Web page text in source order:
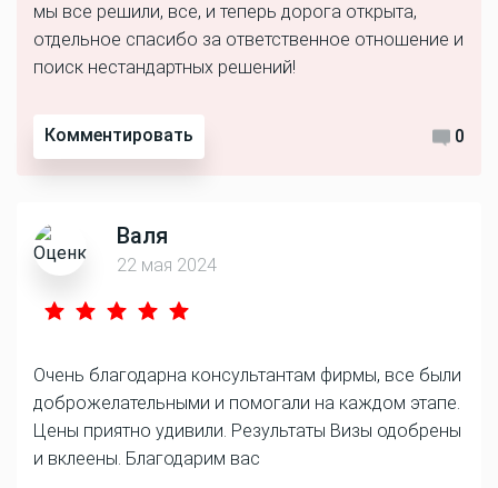
мы все решили, все, и теперь дорога открыта,
отдельное спасибо за ответственное отношение и
поиск нестандартных решений!
Комментировать 0
Валя
22 мая 2024
Очень благодарна консультантам фирмы, все были
доброжелательными и помогали на каждом этапе.
Цены приятно удивили. Результаты Визы одобрены
и вклеены. Благодарим вас